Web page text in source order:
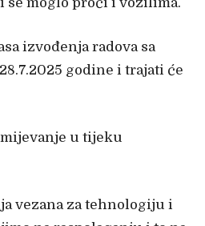
izvođenja radova sa
godine i trajati će
u tijeku
vezana za tehnologiju i